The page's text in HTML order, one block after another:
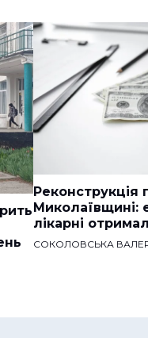
Реконструкція
Миколаївщині:
лікарні
СОКОЛОВСЬКА